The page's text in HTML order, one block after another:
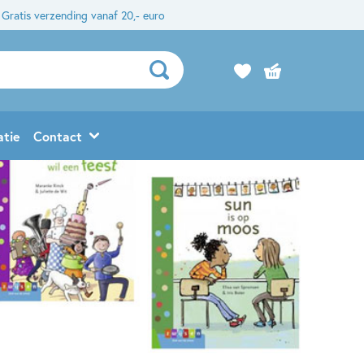
Gratis verzending vanaf 20,- euro
Contact